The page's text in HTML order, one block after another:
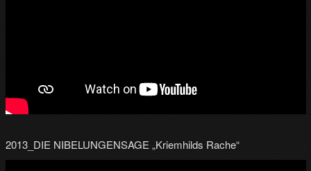
2013_DIE NIBELUNGENSAGE „Kriemhilds Rache“